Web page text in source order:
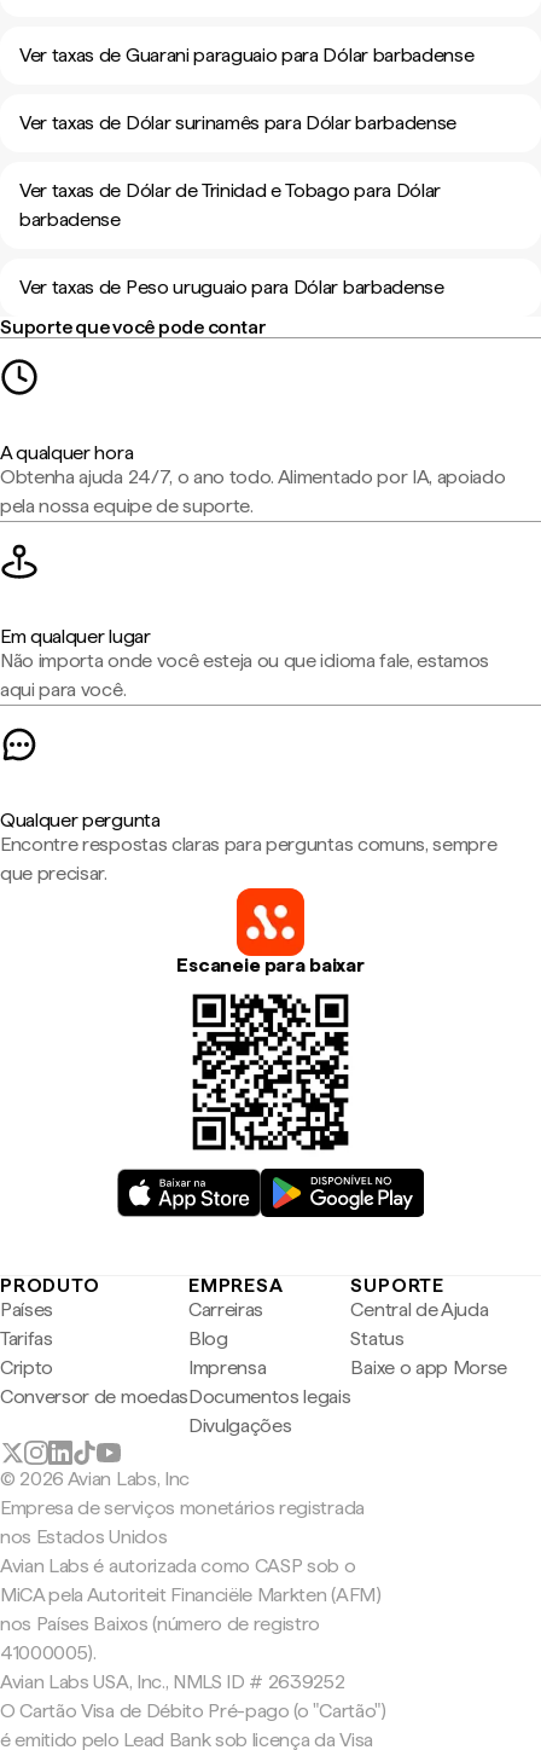
Ver taxas de Guarani paraguaio para Dólar barbadense
Ver taxas de Dólar surinamês para Dólar barbadense
Ver taxas de Dólar de Trinidad e Tobago para Dólar
barbadense
Ver taxas de Peso uruguaio para Dólar barbadense
Suporte que você pode contar
A qualquer hora
Obtenha ajuda 24/7, o ano todo. Alimentado por IA, apoiado
pela nossa equipe de suporte.
Em qualquer lugar
Não importa onde você esteja ou que idioma fale, estamos
aqui para você.
Qualquer pergunta
Encontre respostas claras para perguntas comuns, sempre
que precisar.
Escaneie para baixar
PRODUTO
Países
Tarifas
Cripto
Conversor de moedas
EMPRESA
Carreiras
Blog
Imprensa
Documentos legais
Divulgações
SUPORTE
Central de Ajuda
Status
Baixe o app Morse
© 2026 Avian Labs, Inc
Empresa de serviços monetários registrada
nos Estados Unidos
Avian Labs é autorizada como CASP sob o
MiCA pela Autoriteit Financiële Markten (AFM)
nos Países Baixos (número de registro
41000005).
Avian Labs USA, Inc., NMLS ID # 2639252
O Cartão Visa de Débito Pré-pago (o "Cartão")
é emitido pelo Lead Bank sob licença da Visa